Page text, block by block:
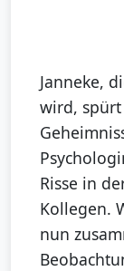
Janneke,
wird,
Risse in
Kollegen.
nun